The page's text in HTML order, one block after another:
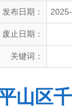
发布日期：
废止日期：
关键词：
山区